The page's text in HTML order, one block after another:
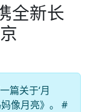
全新长
篇关于‘月
像月亮》。 #